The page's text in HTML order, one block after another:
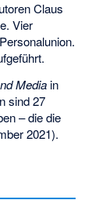
Claus
Vier
Media in
sind 27
– die die
2021).